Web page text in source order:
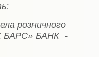
розничного
БАРС» БАНК -